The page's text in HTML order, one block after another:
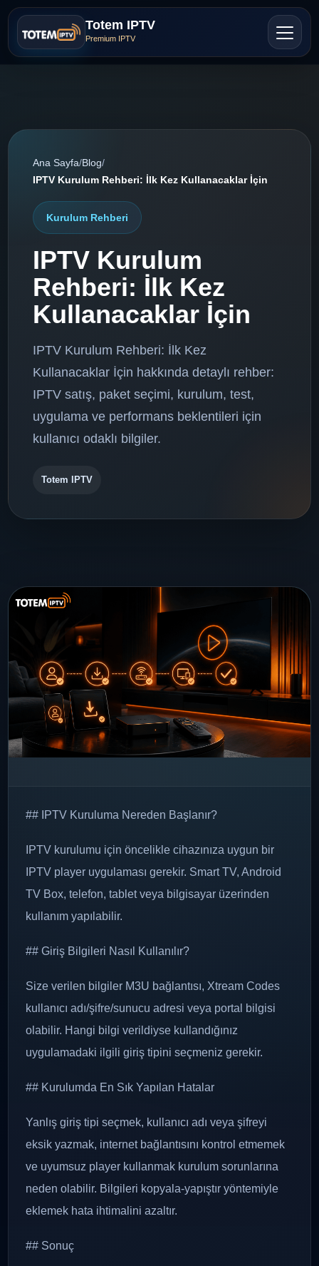
Totem IPTV
Premium IPTV
Ana Sayfa/Blog/
IPTV Kurulum Rehberi: İlk Kez Kullanacaklar İçin
Kurulum Rehberi
IPTV Kurulum
Rehberi: İlk Kez
Kullanacaklar İçin
IPTV Kurulum Rehberi: İlk Kez
Kullanacaklar İçin hakkında detaylı rehber:
IPTV satış, paket seçimi, kurulum, test,
uygulama ve performans beklentileri için
kullanıcı odaklı bilgiler.
Totem IPTV
## IPTV Kuruluma Nereden Başlanır?
IPTV kurulumu için öncelikle cihazınıza uygun bir
IPTV player uygulaması gerekir. Smart TV, Android
TV Box, telefon, tablet veya bilgisayar üzerinden
kullanım yapılabilir.
## Giriş Bilgileri Nasıl Kullanılır?
Size verilen bilgiler M3U bağlantısı, Xtream Codes
kullanıcı adı/şifre/sunucu adresi veya portal bilgisi
olabilir. Hangi bilgi verildiyse kullandığınız
uygulamadaki ilgili giriş tipini seçmeniz gerekir.
## Kurulumda En Sık Yapılan Hatalar
Yanlış giriş tipi seçmek, kullanıcı adı veya şifreyi
eksik yazmak, internet bağlantısını kontrol etmemek
ve uyumsuz player kullanmak kurulum sorunlarına
neden olabilir. Bilgileri kopyala-yapıştır yöntemiyle
eklemek hata ihtimalini azaltır.
## Sonuç